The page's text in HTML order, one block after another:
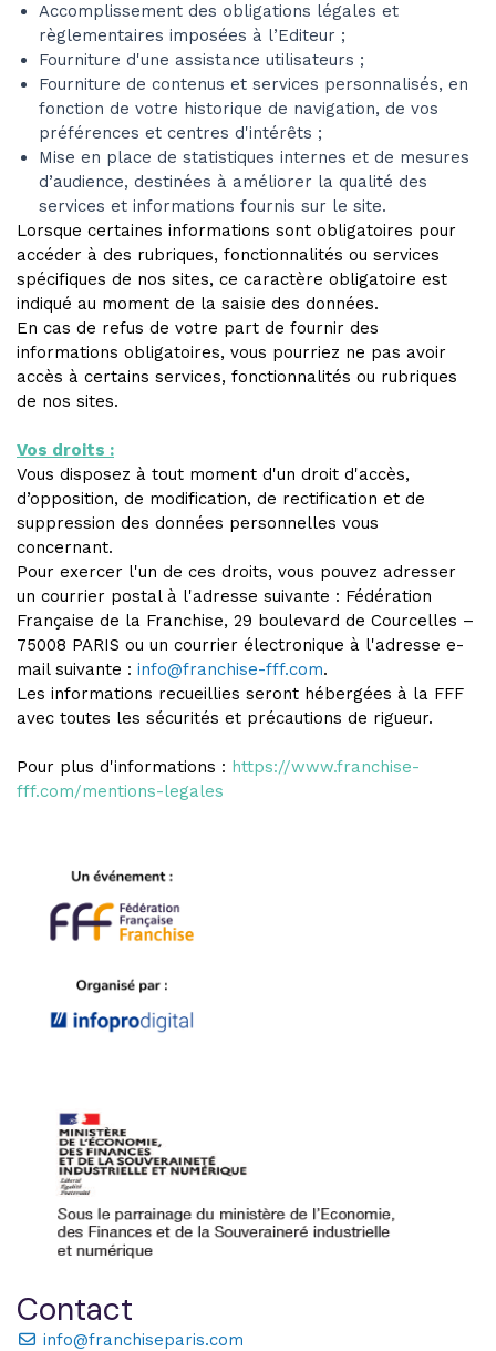
Accomplissement des obligations légales et
règlementaires imposées à l’Editeur ;
Fourniture d'une assistance utilisateurs ;
Fourniture de contenus et services personnalisés, en
fonction de votre historique de navigation, de vos
préférences et centres d'intérêts ;
Mise en place de statistiques internes et de mesures
d’audience, destinées à améliorer la qualité des
services et informations fournis sur le site.
Lorsque certaines informations sont obligatoires pour
accéder à des rubriques, fonctionnalités ou services
spécifiques de nos sites, ce caractère obligatoire est
indiqué au moment de la saisie des données.
En cas de refus de votre part de fournir des
informations obligatoires, vous pourriez ne pas avoir
accès à certains services, fonctionnalités ou rubriques
de nos sites.
Vos droits :
Vous disposez à tout moment d'un droit d'accès,
d’opposition, de modification, de rectification et de
suppression des données personnelles vous
concernant.
Pour exercer l'un de ces droits, vous pouvez adresser
un courrier postal à l'adresse suivante : Fédération
Française de la Franchise, 29 boulevard de Courcelles –
75008 PARIS ou un courrier électronique à l'adresse e-
mail suivante : info@franchise-fff.com.
Les informations recueillies seront hébergées à la FFF
avec toutes les sécurités et précautions de rigueur.
Pour plus d'informations : https://www.franchise-
fff.com/mentions-legales
Contact
info@franchiseparis.com